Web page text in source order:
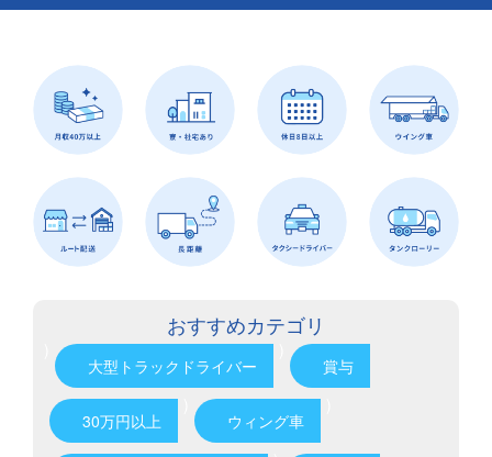
おすすめカテゴリ
大型トラックドライバー 賞与
30万円以上 ウィング車